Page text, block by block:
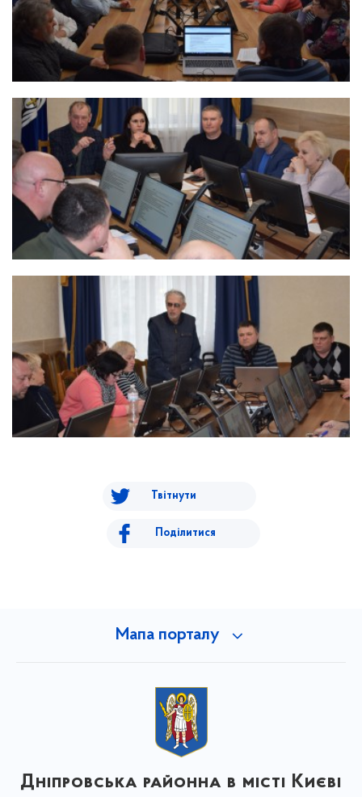
Твітнути
Поділитися
Мапа порталу
Дніпровська районна в місті Києві